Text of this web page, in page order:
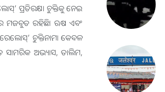
ପ୍ରତିରକ୍ଷା ଚୁକ୍ତିକୁ ନେଇ
ମଜବୁତ ରହିଛି। ଋଷ ଏବଂ
ଚୁକ୍ତିନାମା କେବଳ
ସାମରିକ ଅଭ୍ୟାସ, ତାଲିମ,